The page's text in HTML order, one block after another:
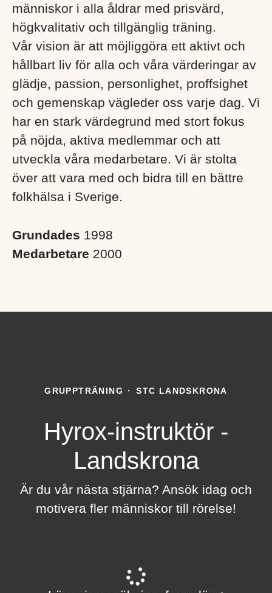
människor i alla åldrar med prisvärd,
högkvalitativ och tillgänglig träning.
Vår vision är att möjliggöra ett aktivt och
hållbart liv för alla och våra värderingar av
glädje, passion, personlighet, proffsighet
och gemenskap vägleder oss varje dag. Vi
har en stark värdegrund med stort fokus
på nöjda, aktiva medlemmar och att
utveckla våra medarbetare. Vi är stolta
över att vara med och bidra till en bättre
folkhälsa i Sverige. ​
Grundades 1998
Medarbetare 2000
GRUPPTRÄNING · STC LANDSKRONA
Hyrox-instruktör -
Landskrona
Är du vår nästa stjärna? Ansök idag och
motivera fler människor till rörelse!